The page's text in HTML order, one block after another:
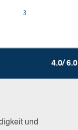
3
4.0/ 6.0
und